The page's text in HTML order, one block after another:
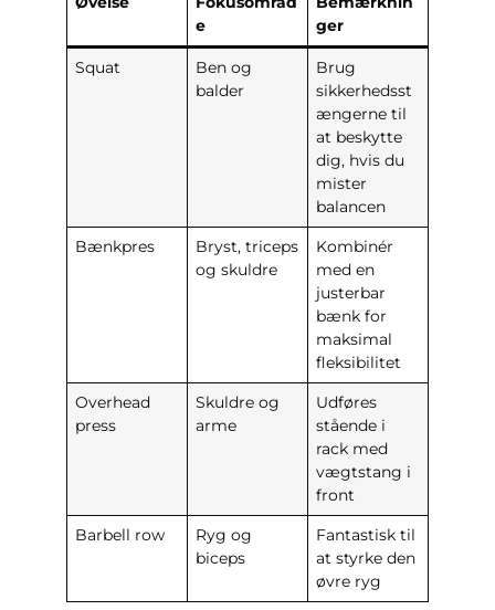
e
ger
Squat
Ben og
balder
Brug
sikkerhedsst
ængerne til
at beskytte
dig, hvis du
mister
balancen
Bænkpres
Bryst, triceps
og skuldre
Kombinér
med en
justerbar
bænk for
maksimal
fleksibilitet
Overhead
press
Skuldre og
arme
Udføres
stående i
rack med
vægtstang i
front
Barbell row
Ryg og
biceps
Fantastisk til
at styrke den
øvre ryg